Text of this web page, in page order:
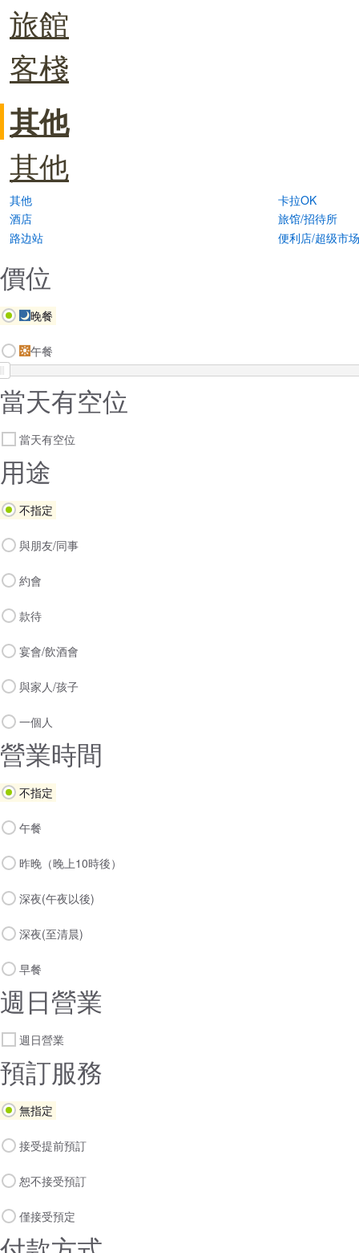
旅館
客棧
其他
其他
其他
卡拉OK
酒店
旅馆/招待所
路边站
便利店/超级市场
價位
晚餐
午餐
當天有空位
當天有空位
用途
不指定
與朋友/同事
約會
款待
宴會/飲酒會
與家人/孩子
一個人
營業時間
不指定
午餐
昨晚（晚上10時後）
深夜(午夜以後)
深夜(至清晨)
早餐
週日營業
週日營業
預訂服務
無指定
接受提前預訂
恕不接受預訂
僅接受預定